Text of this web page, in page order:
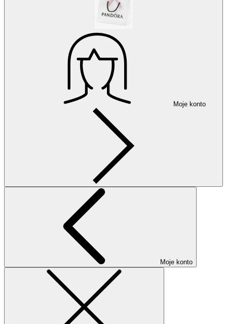
Moje konto
Moje konto